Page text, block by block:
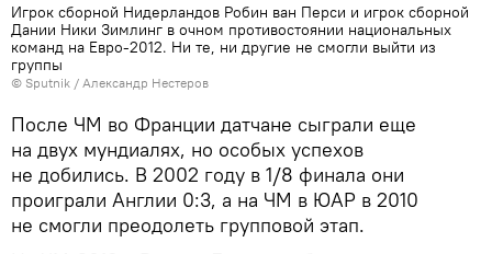
Игрок сборной Нидерландов Робин ван Перси и игрок сборной
Дании Ники Зимлинг в очном противостоянии национальных
команд на Евро-2012. Ни те, ни другие не смогли выйти из
группы
© Sputnik / Александр Нестеров
После ЧМ во Франции датчане сыграли еще
на двух мундиалях, но особых успехов
не добились. В 2002 году в 1/8 финала они
проиграли Англии 0:3, а на ЧМ в ЮАР в 2010
не смогли преодолеть групповой этап.